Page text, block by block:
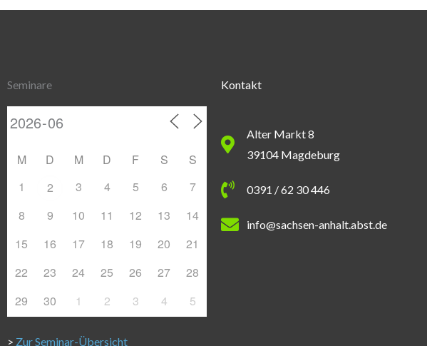
Seminare
M D M D F S
S
1
2 3 4 5 6
7
8
9 10 11 12 13
14
15
16 17 18 19 20
21
22
23 24 25 26 27
28
29
30 1 2 3 4 5
> Zur Seminar-Übersicht
Kontakt
Alter Markt 8
39104 Magdeburg
0391 / 62 30 446
info@sachsen-anhalt.abst.de